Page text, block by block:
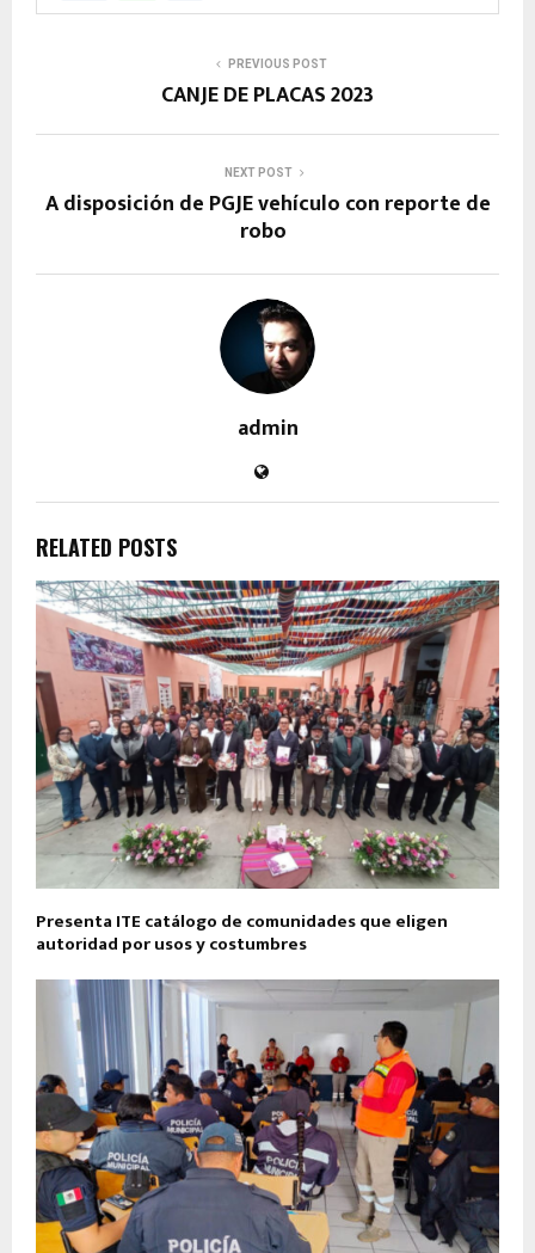
PREVIOUS POST
CANJE DE PLACAS 2023
NEXT POST
A disposición de PGJE vehículo con reporte de
robo
admin
RELATED POSTS
Presenta ITE catálogo de comunidades que eligen
autoridad por usos y costumbres